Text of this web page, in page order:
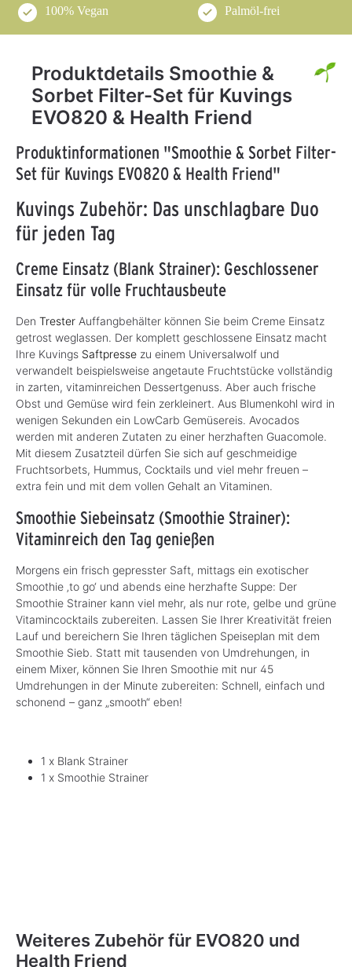
100% Vegan Palmöl-frei
Produktdetails Smoothie &
Sorbet Filter-Set für Kuvings
EVO820 & Health Friend
Produktinformationen "Smoothie & Sorbet Filter-
Set für Kuvings EVO820 & Health Friend"
Kuvings Zubehör: Das unschlagbare Duo
für jeden Tag
Creme Einsatz (Blank Strainer): Geschlossener
Einsatz für volle Fruchtausbeute
Den Trester Auffangbehälter können Sie beim Creme Einsatz
getrost weglassen. Der komplett geschlossene Einsatz macht
Ihre Kuvings Saftpresse zu einem Universalwolf und
verwandelt beispielsweise angetaute Fruchtstücke vollständig
in zarten, vitaminreichen Dessertgenuss. Aber auch frische
Obst und Gemüse wird fein zerkleinert. Aus Blumenkohl wird in
wenigen Sekunden ein LowCarb Gemüsereis. Avocados
werden mit anderen Zutaten zu einer herzhaften Guacomole.
Mit diesem Zusatzteil dürfen Sie sich auf geschmeidige
Fruchtsorbets, Hummus, Cocktails und viel mehr freuen –
extra fein und mit dem vollen Gehalt an Vitaminen.
Smoothie Siebeinsatz (Smoothie Strainer):
Vitaminreich den Tag genießen
Morgens ein frisch gepresster Saft, mittags ein exotischer
Smoothie ‚to go‘ und abends eine herzhafte Suppe: Der
Smoothie Strainer kann viel mehr, als nur rote, gelbe und grüne
Vitamincocktails zubereiten. Lassen Sie Ihrer Kreativität freien
Lauf und bereichern Sie Ihren täglichen Speiseplan mit dem
Smoothie Sieb. Statt mit tausenden von Umdrehungen, in
einem Mixer, können Sie Ihren Smoothie mit nur 45
Umdrehungen in der Minute zubereiten: Schnell, einfach und
schonend – ganz „smooth“ eben!
1 x Blank Strainer
1 x Smoothie Strainer
Weiteres Zubehör für EVO820 und
Health Friend